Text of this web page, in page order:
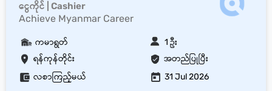
ငွေကိုင် | Cashier
Achieve Myanmar Career
ရန်ကုန်တိုင်း အတည်ပြုပြီး
ကမာရွတ် 1 ဦး
လစာကြည့်မယ် 31 Jul 2026